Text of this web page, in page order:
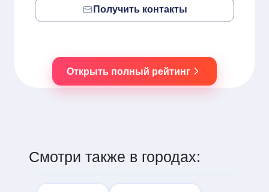
Получить контакты
Открыть полный рейтинг
Смотри также в городах: